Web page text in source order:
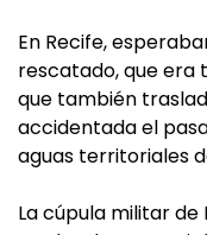
En Recife,
rescatado, que
que también
accidentada el
aguas territoriales
La cúpula militar